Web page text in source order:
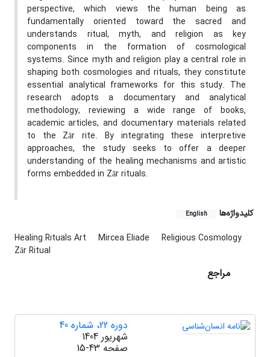
perspective, which views the human being as
fundamentally oriented toward the sacred and
understands ritual, myth, and religion as key
components in the formation of cosmological
systems. Since myth and religion play a central role in
shaping both cosmologies and rituals, they constitute
essential analytical frameworks for this study. The
research adopts a documentary and analytical
methodology, reviewing a wide range of books,
academic articles, and documentary materials related
to the Zār rite. By integrating these interpretive
approaches, the study seeks to offer a deeper
understanding of the healing mechanisms and artistic
forms embedded in Zār rituals.
کلیدواژه‌ها English
Healing Rituals Art Mircea Eliade
Religious Cosmology
Zār Ritual
مراجع
دوره 22، شماره 40
شهریور 1404
صفحه 15-43